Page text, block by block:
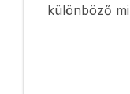
különböző